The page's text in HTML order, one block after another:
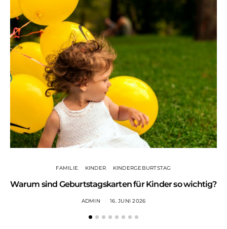
FAMILIE KINDER KINDERGEBURTSTAG
Warum sind Geburtstagskarten für Kinder so wichtig?
ADMIN 16. JUNI 2026